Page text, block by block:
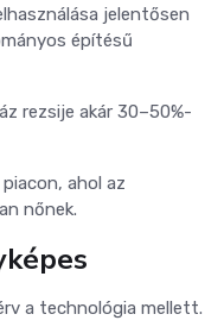
jelentősen
építésű
rezsije akár 30–50%-
ahol az
nőnek.
a technológia mellett.